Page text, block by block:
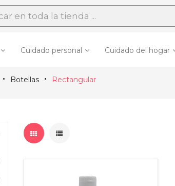
Cuidado personal Cuidado del hogar
Botellas Rectangular